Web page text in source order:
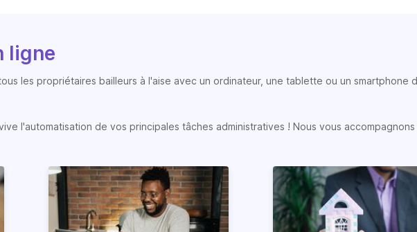
ligne
les propriétaires bailleurs à l'aise avec un ordinateur, une tablette ou un smartphone
l'automatisation de vos principales tâches administratives ! Nous vous